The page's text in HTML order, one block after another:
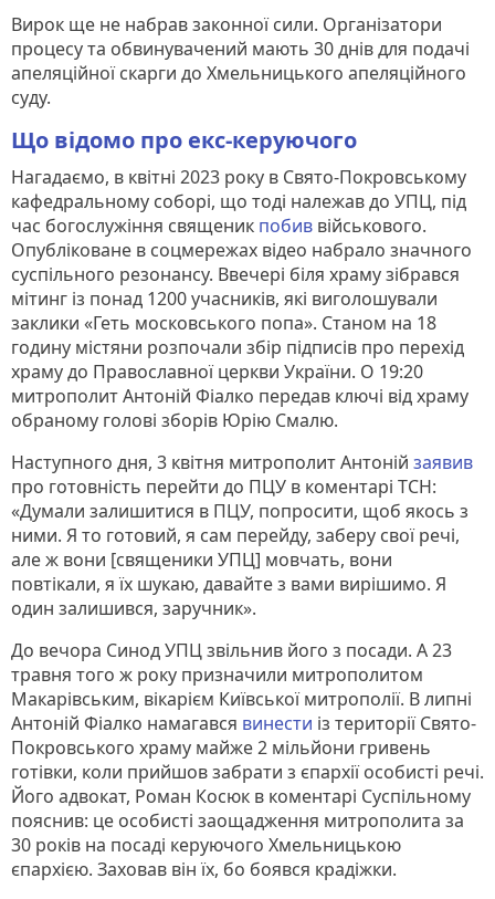
Вирок ще не набрав законної сили. Організатори
процесу та обвинувачений мають 30 днів для подачі
апеляційної скарги до Хмельницького апеляційного
суду.
Що відомо про екс-керуючого
Нагадаємо, в квітні 2023 року в Свято-Покровському
кафедральному соборі, що тоді належав до УПЦ, під
час богослужіння священик побив військового.
Опубліковане в соцмережах відео набрало значного
суспільного резонансу. Ввечері біля храму зібрався
мітинг із понад 1200 учасників, які виголошували
заклики «Геть московського попа». Станом на 18
годину містяни розпочали збір підписів про перехід
храму до Православної церкви України. О 19:20
митрополит Антоній Фіалко передав ключі від храму
обраному голові зборів Юрію Смалю.
Наступного дня, 3 квітня митрополит Антоній заявив
про готовність перейти до ПЦУ в коментарі ТСН:
«Думали залишитися в ПЦУ, попросити, щоб якось з
ними. Я то готовий, я сам перейду, заберу свої речі,
але ж вони [священики УПЦ] мовчать, вони
повтікали, я їх шукаю, давайте з вами вирішимо. Я
один залишився, заручник».
До вечора Синод УПЦ звільнив його з посади. А 23
травня того ж року призначили митрополитом
Макарівським, вікарієм Київської митрополії. В липні
Антоній Фіалко намагався винести із території Свято-
Покровського храму майже 2 мільйони гривень
готівки, коли прийшов забрати з єпархії особисті речі.
Його адвокат, Роман Косюк в коментарі Суспільному
пояснив: це особисті заощадження митрополита за
30 років на посаді керуючого Хмельницькою
єпархією. Заховав він їх, бо боявся крадіжки.